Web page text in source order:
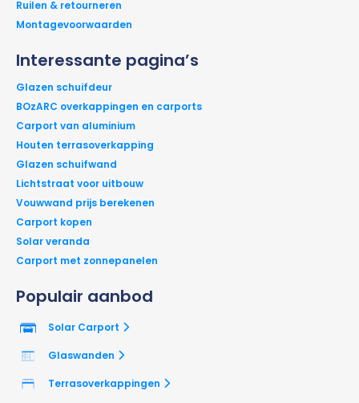
Populair aanbod
Solar Carport
Glaswanden
Terrasoverkappingen
Interessante pagina’s
Glazen schuifdeur
BOzARC overkappingen en carports
Carport van aluminium
Houten terrasoverkapping
Glazen schuifwand
Lichtstraat voor uitbouw
Vouwwand prijs berekenen
Carport kopen
Solar veranda
Carport met zonnepanelen
Ruilen & retourneren
Montagevoorwaarden